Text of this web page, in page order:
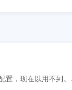
置，现在以用不到。